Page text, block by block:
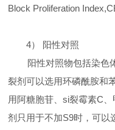
Block Proliferation
4）
阳性对照
阳性对照物包括染色
裂剂可以选用环磷酰胺和
用阿糖胞苷、si裂霉素C
剂只用于不加S9时，可以